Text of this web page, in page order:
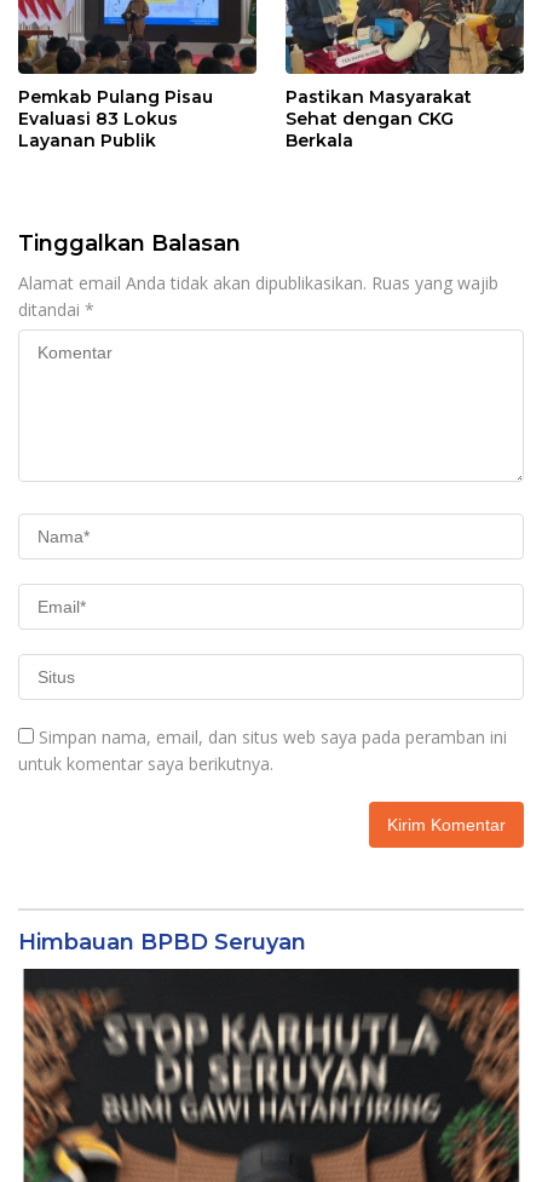
Pemkab Pulang Pisau
Evaluasi 83 Lokus
Layanan Publik
Pastikan Masyarakat
Sehat dengan CKG
Berkala
Tinggalkan Balasan
Alamat email Anda tidak akan dipublikasikan. Ruas yang wajib
ditandai *
Simpan nama, email, dan situs web saya pada peramban ini
untuk komentar saya berikutnya.
Himbauan BPBD Seruyan